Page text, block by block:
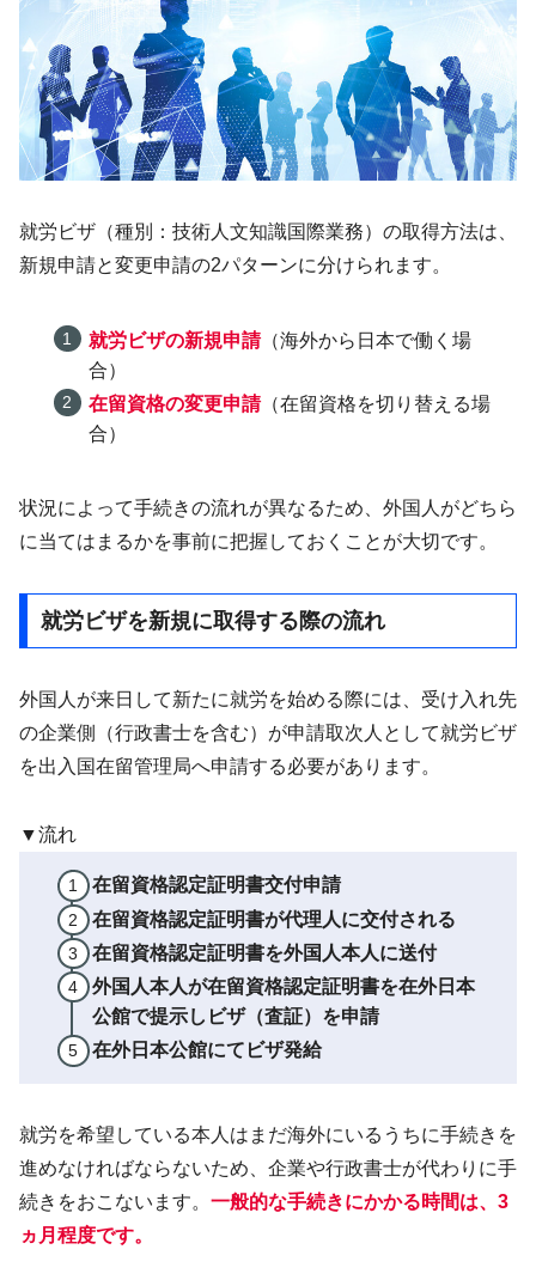
就労ビザ（種別：技術人文知識国際業務）の取得方法は、
新規申請と変更申請の2パターンに分けられます。
就労ビザの新規申請（海外から日本で働く場
合）
在留資格の変更申請（在留資格を切り替える場
合）
状況によって手続きの流れが異なるため、外国人がどちら
に当てはまるかを事前に把握しておくことが大切です。
就労ビザを新規に取得する際の流れ
外国人が来日して新たに就労を始める際には、受け入れ先
の企業側（行政書士を含む）が申請取次人として就労ビザ
を出入国在留管理局へ申請する必要があります。
▼流れ
在留資格認定証明書交付申請
在留資格認定証明書が代理人に交付される
在留資格認定証明書を外国人本人に送付
外国人本人が在留資格認定証明書を在外日本
公館で提示しビザ（査証）を申請
在外日本公館にてビザ発給
就労を希望している本人はまだ海外にいるうちに手続きを
進めなければならないため、企業や行政書士が代わりに手
続きをおこないます。 一般的な手続きにかかる時間は、3
ヵ月程度です。